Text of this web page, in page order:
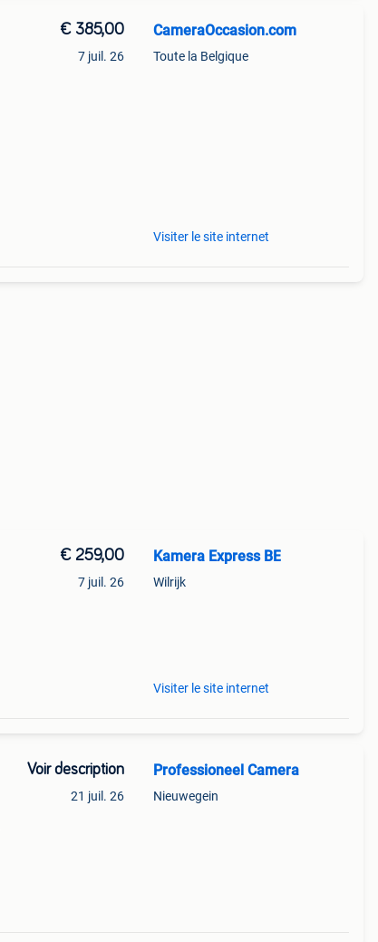
€ 385,00
7 juil. 26
CameraOccasion.com
Toute la Belgique
Visiter le site internet
€ 259,00
7 juil. 26
Kamera Express BE
Wilrijk
Visiter le site internet
Voir description
21 juil. 26
Professioneel Camera
Nieuwegein